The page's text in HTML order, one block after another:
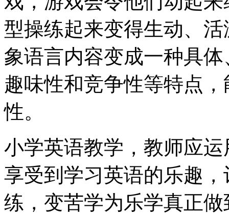
型操练起来变得生动、
象语言内容变成一种具
趣味性和竞争性等特点
性。
小学英语教学，教师应
享受到学习英语的乐趣，
练，变苦学为乐学真正做